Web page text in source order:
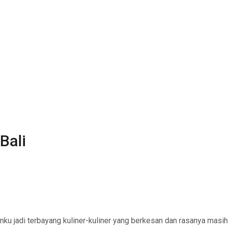
jadi terbayang kuliner-kuliner yang berkesan dan rasanya masih